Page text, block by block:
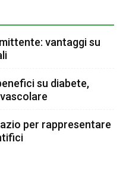
vantaggi su
su diabete,
per rappresentare